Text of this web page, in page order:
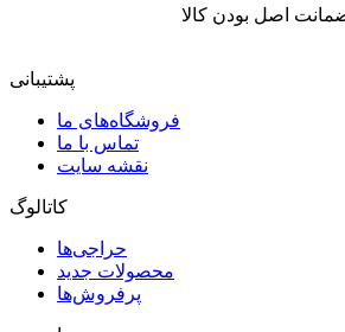
اصل بودن کالا
پشتیبانی
فروشگاه‌های ما
تماس با ما
نقشه سایت
کاتالوگ
حراجی‌ها
محصولات جدید
پرفروش‌ها